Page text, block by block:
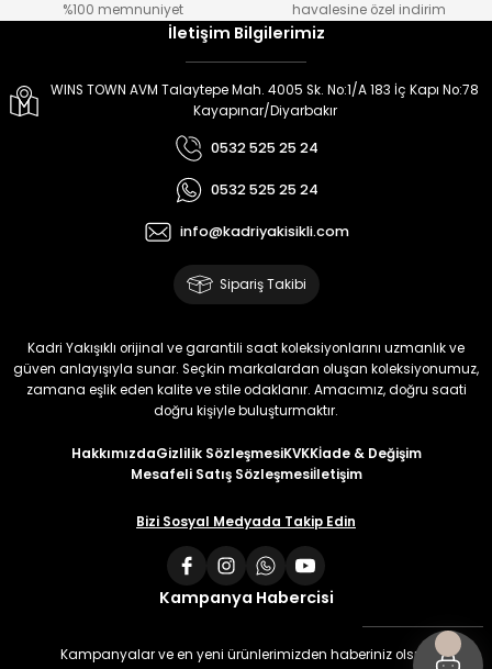
%100 memnuniyet
havalesine özel indirim
İletişim Bilgilerimiz
WINS TOWN AVM Talaytepe Mah. 4005 Sk. No:1/A 183 İç Kapı No:78
Kayapınar/Diyarbakır
0532 525 25 24
0532 525 25 24
info@kadriyakisikli.com
Sipariş Takibi
Kadri Yakışıklı orijinal ve garantili saat koleksiyonlarını uzmanlık ve
güven anlayışıyla sunar. Seçkin markalardan oluşan koleksiyonumuz,
zamana eşlik eden kalite ve stile odaklanır. Amacımız, doğru saati
doğru kişiyle buluşturmaktır.
HakkımızdaGizlilik SözleşmesiKVKKİade & Değişim
Mesafeli Satış Sözleşmesiİletişim
Bizi Sosyal Medyada Takip Edin
Kampanya Habercisi
Kampanyalar ve en yeni ürünlerimizden haberiniz olsun